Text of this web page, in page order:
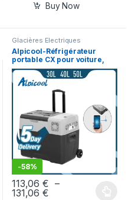
Buy Now
Glacières Electriques
Alpicool-Réfrigérateur
portable CX pour voiture,
petit congélateur,
compresseur 12V,
refroidisseur 220V, usage
domestique, véhicule,
camion, 30L, 40L, 50L
-58%
113,06€ –
131,06€